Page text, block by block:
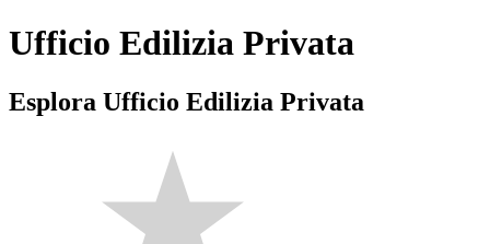
Ufficio Edilizia Privata
Esplora Ufficio Edilizia Privata